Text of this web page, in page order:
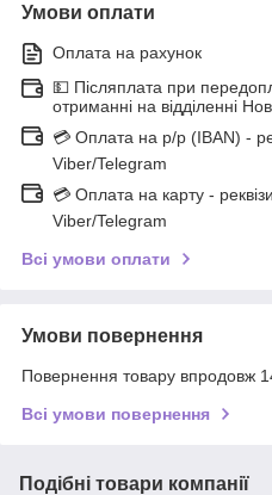
Умови оплати
Оплата на рахунок
💵 Післяплата при
отриманні на відділенні
💳 Оплата на р/р (IBAN) -
Viber/Telegram
💳 Оплата на карту -
Viber/Telegram
Всі умови оплати
Умови повернення
Повернення товару впродовж
Всі умови повернення
Подібні товари компанії